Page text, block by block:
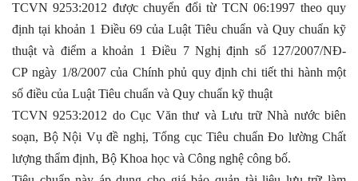
TCVN 9253:2012 được chuyển đổi từ TCN 06:1997 theo quy
định tại khoản 1 Điều 69 của Luật Tiêu chuẩn và Quy chuẩn kỹ
thuật và điểm a khoản 1 Điều 7 Nghị định số 127/2007/NĐ-
CP ngày 1/8/2007 của Chính phủ quy định chi tiết thi hành một
số điều của Luật Tiêu chuẩn và Quy chuẩn kỹ thuật
TCVN 9253:2012 do Cục Văn thư và Lưu trữ Nhà nước biên
soạn, Bộ Nội Vụ đề nghị, Tổng cục Tiêu chuẩn Đo lường Chất
lượng thẩm định, Bộ Khoa học và Công nghệ công bố.